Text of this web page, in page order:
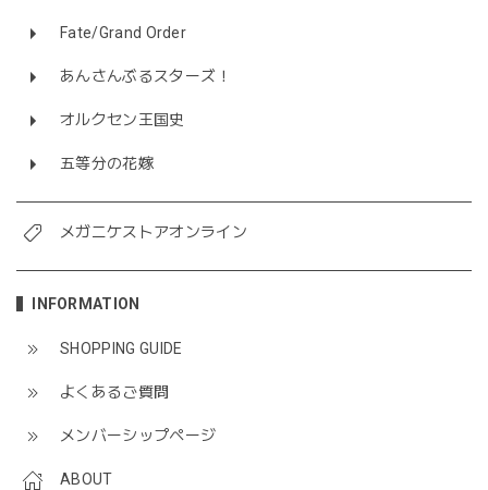
Fate/Grand Order
あんさんぶるスターズ！
オルクセン王国史
五等分の花嫁
メガニケストアオンライン
INFORMATION
SHOPPING GUIDE
よくあるご質問
メンバーシップページ
ABOUT